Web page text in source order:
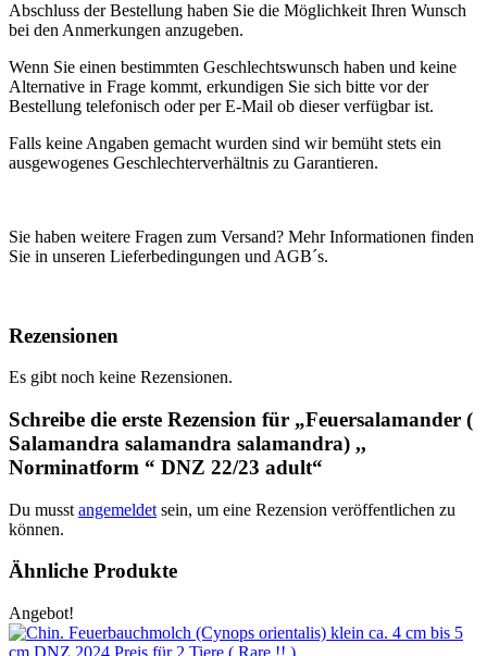
Abschluss der Bestellung haben Sie die Möglichkeit Ihren Wunsch
bei den Anmerkungen anzugeben.
Wenn Sie einen bestimmten Geschlechtswunsch haben und keine
Alternative in Frage kommt, erkundigen Sie sich bitte vor der
Bestellung telefonisch oder per E-Mail ob dieser verfügbar ist.
Falls keine Angaben gemacht wurden sind wir bemüht stets ein
ausgewogenes Geschlechterverhältnis zu Garantieren.
Sie haben weitere Fragen zum Versand? Mehr Informationen finden
Sie in unseren Lieferbedingungen und AGB´s.
Rezensionen
Es gibt noch keine Rezensionen.
Schreibe die erste Rezension für „Feuersalamander (
Salamandra salamandra salamandra) ,,
Norminatform “ DNZ 22/23 adult“
Du musst angemeldet sein, um eine Rezension veröffentlichen zu
können.
Ähnliche Produkte
Angebot!